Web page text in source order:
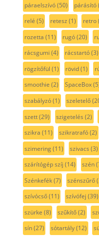
páraelszívó(50) párásító
relé (5) retesz (1) retro
rozetta (11) rugó(20)
rácsgumi (4) rácstartó(3)
rögzítőfül (1) rövid(1)
smoothie (2) SpaceBox
szabályzó(1) szeletelő
szett(29) szigetelés (2)
szikra (11) szikratrafó(2)
szimering(11) szivacs (3)
szárítógép szíj (14) szén
Szénkefék(7) szénszűrő
szívócső(11) szívófej (39)
szürke (8) szűkítő(2)
sín(27) sótartály(12)